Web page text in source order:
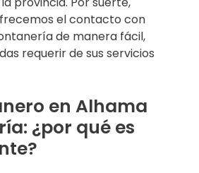
el contacto con
de manera fácil,
requerir de sus servicios
en Alhama
¿por qué es